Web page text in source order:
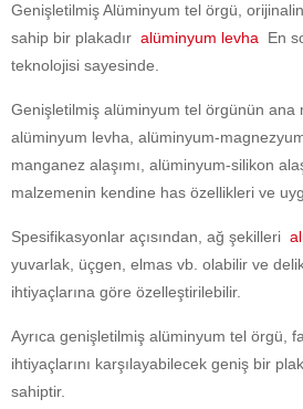
Genişletilmiş Alüminyum tel örgü,
sahip bir plakadır alüminyum levha
En
teknolojisi sayesinde.
Genişletilmiş alüminyum tel örgünün ana
alüminyum levha, alüminyum-
manganez alaşımı, alüminyum-silikon
malzemenin kendine has özellikleri ve
Spesifikasyonlar açısından, ağ şekilleri
yuvarlak, üçgen, elmas vb. olabilir ve
ihtiyaçlarına göre özelleştirilebilir.
Ayrıca genişletilmiş alüminyum tel örgü,
ihtiyaçlarını karşılayabilecek geniş bir
sahiptir.